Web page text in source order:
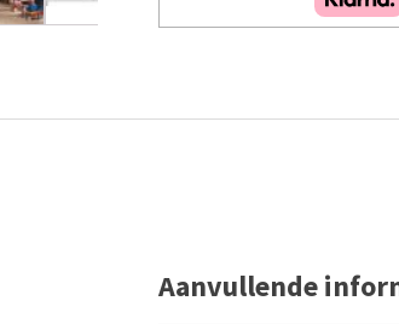
aantal
Aanvullende